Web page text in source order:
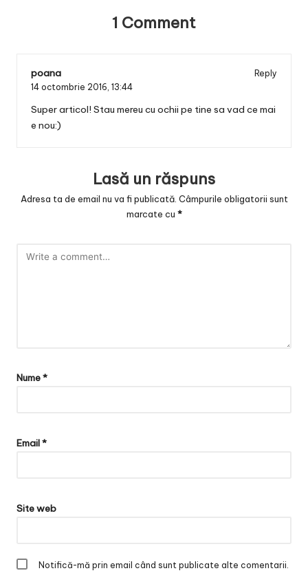
1 Comment
poana
Reply
14 octombrie 2016, 13:44
Super articol! Stau mereu cu ochii pe tine sa vad ce mai
e nou:)
Lasă un răspuns
Adresa ta de email nu va fi publicată. Câmpurile obligatorii sunt
marcate cu *
Nume*
Email*
Site web
Notifică-mă prin email când sunt publicate alte comentarii.